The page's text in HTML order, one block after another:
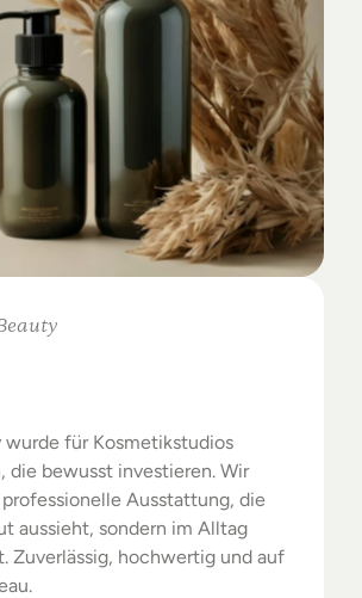
wurde für Kosmetikstudios
die bewusst investieren. Wir
Ausstattung, die
aussieht, sondern im Alltag
Zuverlässig, hochwertig und auf